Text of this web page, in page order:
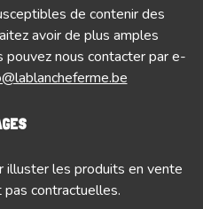
de contenir des
avoir de plus amples
pouvez nous contacter par e-
illuster les produits en vente
contractuelles.